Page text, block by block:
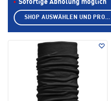
Sofortige Abholung möglich
SHOP AUSWÄHLEN UND PRODUKTE ANZEIGEN